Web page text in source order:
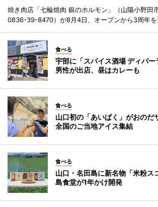
焼き肉店「七輪焼肉 銀のホルモン」（山陽小野田
0836-39-8470）が8月4日、オープンから3周年を
食べる
宇部に「スパイス酒場 ディパ
男性が出店、昼はカレーも
食べる
山口初の「あいぱく」がおの
全国のご当地アイス集結
食べる
山口・名田島に新名物「米粉
島食堂が1年かけ開発